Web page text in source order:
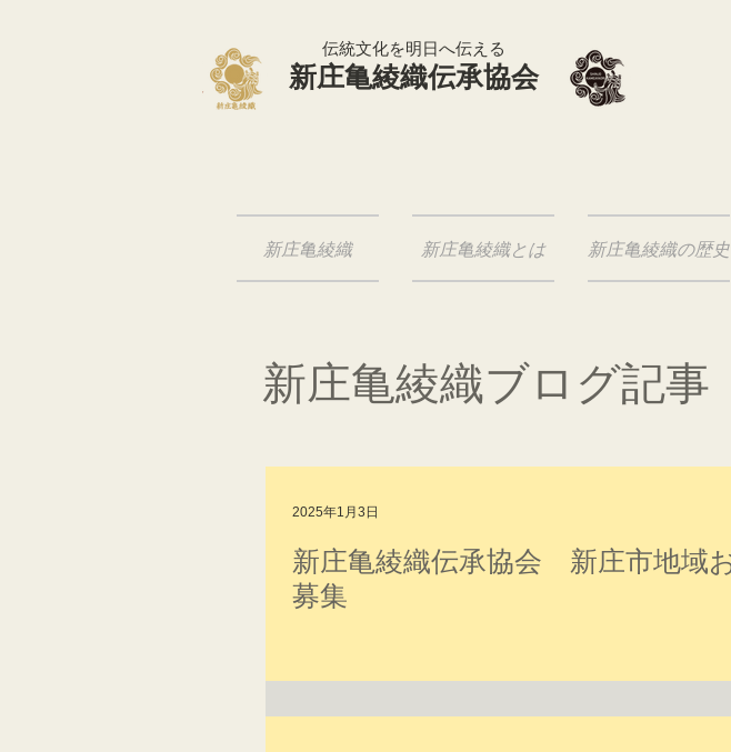
​新庄亀綾織伝承協会
​伝統文化を明日へ伝える
新庄亀綾織 新庄亀綾織とは 新庄亀綾織の歴史
新庄亀綾織ブログ記事
新庄亀綾織伝承協会 新庄市地域
募集
2025年1月3日